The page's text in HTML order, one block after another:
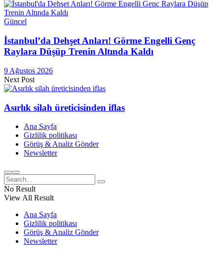
Güncel
İstanbul’da Dehşet Anları! Görme Engelli Genç
Raylara Düşüp Trenin Altında Kaldı
9 Ağustos 2026
Next Post
Asırlık silah üreticisinden iflas
Ana Sayfa
Gizlilik politikası
Görüş & Analiz Gönder
Newsletter
No Result
View All Result
Ana Sayfa
Gizlilik politikası
Görüş & Analiz Gönder
Newsletter